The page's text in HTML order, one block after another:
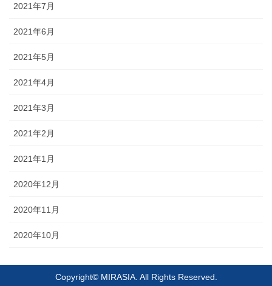
2021年7月
2021年6月
2021年5月
2021年4月
2021年3月
2021年2月
2021年1月
2020年12月
2020年11月
2020年10月
Copyright© MIRASIA. All Rights Reserved.